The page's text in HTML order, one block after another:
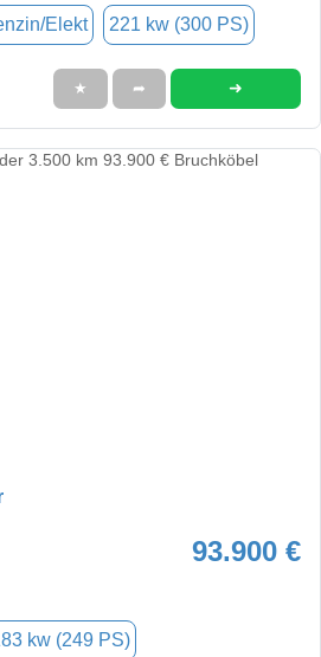
Elekt 221 kw (300 PS)
★ ➦ ➜
93.900 €
kw (249 PS)